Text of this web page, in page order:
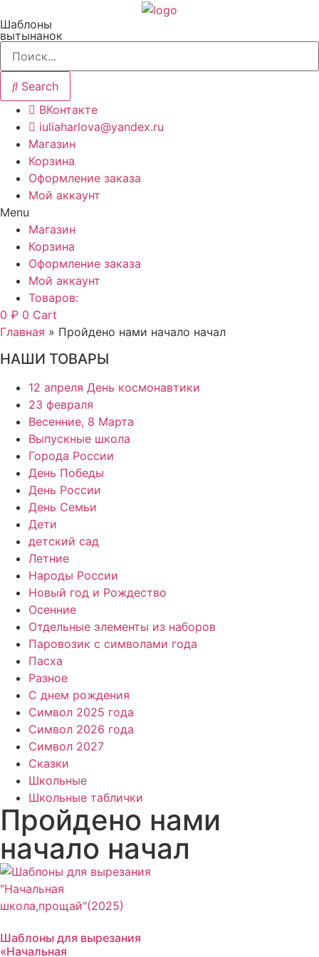
к
содержимому
Шаблоны
вытынанок
Search
ВКонтакте
iuliaharlova@yandex.ru
Магазин
Корзина
Оформление заказа
Мой аккаунт
Menu
Магазин
Корзина
Оформление заказа
Мой аккаунт
Товаров:
0 ₽ 0 Cart
Главная » Пройдено нами начало начал
НАШИ ТОВАРЫ
12 апреля День космонавтики
23 февраля
Весенние, 8 Марта
Выпускные школа
Города России
День Победы
День России
День Семьи
Дети
детский сад
Летние
Народы России
Новый год и Рождество
Осенние
Отдельные элементы из наборов
Паровозик с символами года
Пасха
Разное
С днем рождения
Символ 2025 года
Символ 2026 года
Символ 2027
Сказки
Школьные
Школьные таблички
Пройдено нами
начало начал
Шаблоны для вырезания
«Начальная